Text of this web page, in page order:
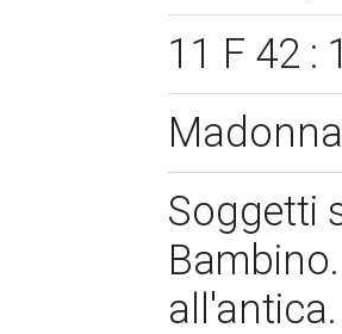
11 F 42 :
Soggetti